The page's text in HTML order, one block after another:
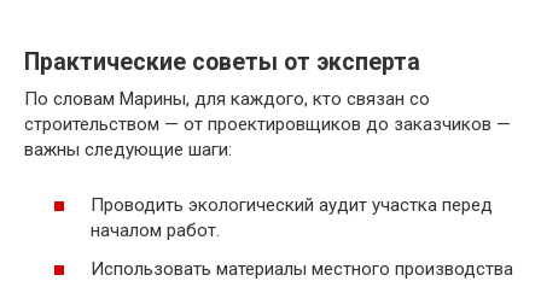
Практические советы от эксперта
По словам Марины, для каждого, кто связан со
строительством — от проектировщиков до заказчиков —
важны следующие шаги:
Проводить экологический аудит участка перед
началом работ.
Использовать материалы местного производства